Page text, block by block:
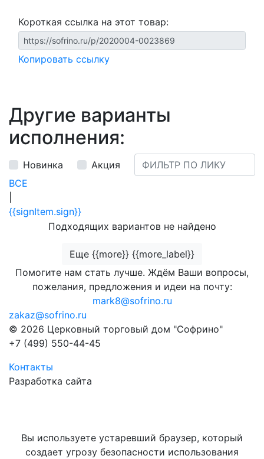
Короткая ссылка на этот товар:
Копировать ссылку
Другие варианты
исполнения:
Новинка
Акция
ВСЕ
{{signItem.sign}}
Подходящих вариантов не найдено
Еще {{more}} {{more_label}}
Помогите нам стать лучше. Ждём Ваши вопросы,
пожелания, предложения и идеи на почту:
mark8@sofrino.ru
zakaz@sofrino.ru
© 2026 Церковный торговый дом "Софрино"
+7 (499) 550-44-45
Контакты
Разработка сайта
Вы используете устаревший браузер, который
создает угрозу безопасности использования